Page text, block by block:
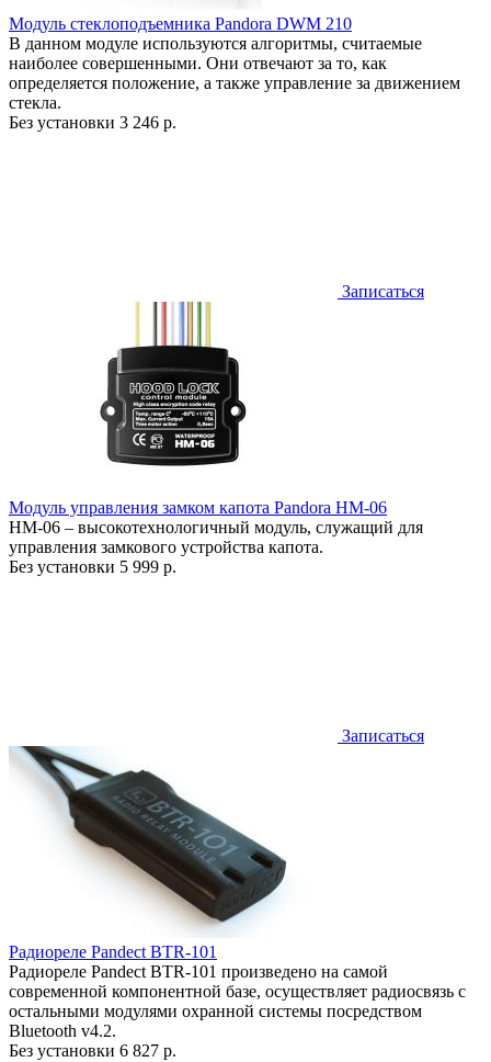
Модуль стеклоподъемника Pandora DWM 210
В данном модуле используются алгоритмы, считаемые
наиболее совершенными. Они отвечают за то, как
определяется положение, а также управление за движением
стекла.
Без установки 3 246 р.
Записаться
Модуль управления замком капота Pandora HM-06
HM-06 – высокотехнологичный модуль, служащий для
управления замкового устройства капота.
Без установки 5 999 р.
Записаться
Радиореле Pandect BTR-101
Радиореле Pandect BTR-101 произведено на самой
современной компонентной базе, осуществляет радиосвязь с
остальными модулями охранной системы посредством
Bluetooth v4.2.
Без установки 6 827 р.